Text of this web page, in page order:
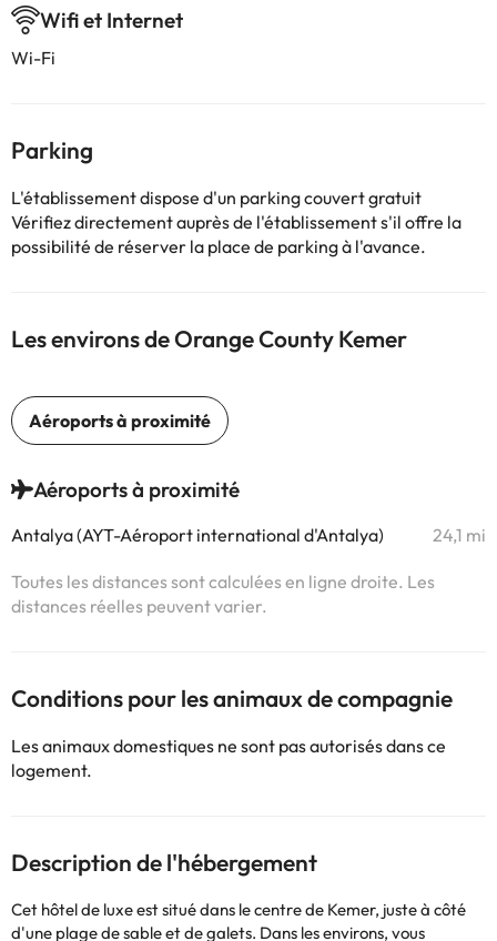
Wifi et Internet
Wi-Fi
Parking
L'établissement dispose d'un parking couvert gratuit
Vérifiez directement auprès de l'établissement s'il offre la
possibilité de réserver la place de parking à l'avance.
Les environs de Orange County Kemer
Aéroports à proximité
Antalya (AYT-Aéroport international d'Antalya) 24,1 mi
Toutes les distances sont calculées en ligne droite. Les
distances réelles peuvent varier.
Conditions pour les animaux de compagnie
Les animaux domestiques ne sont pas autorisés dans ce
logement.
Description de l'hébergement
Cet hôtel de luxe est situé dans le centre de Kemer, juste à côté
d'une plage de sable et de galets. Dans les environs, vous